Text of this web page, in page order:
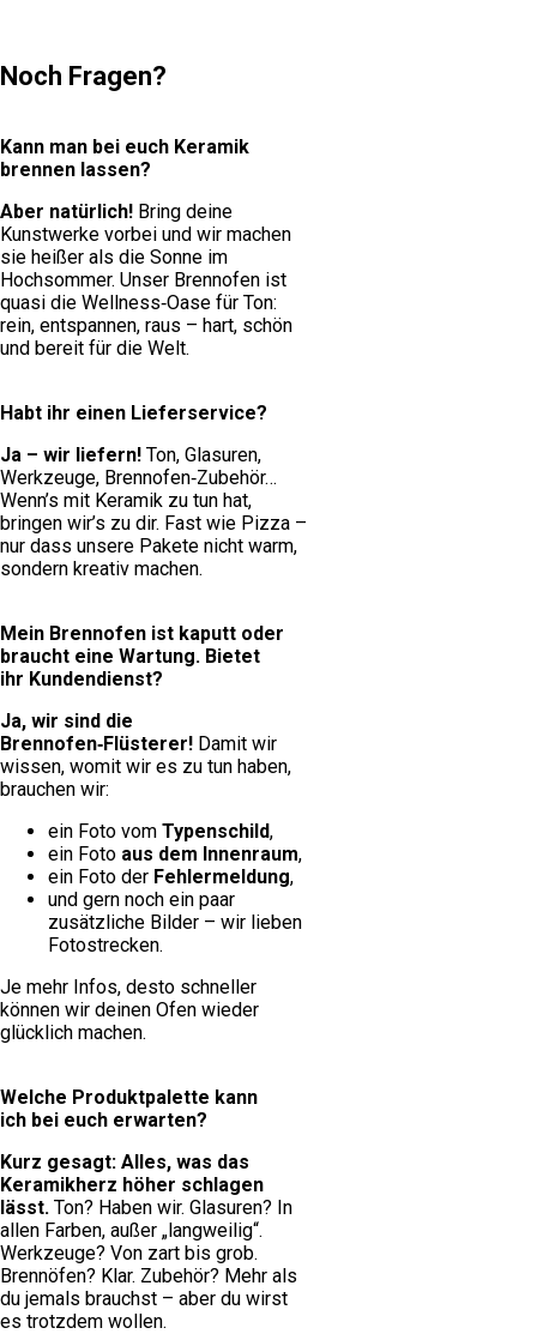
Noch Fragen?
Kann man bei euch Keramik
brennen lassen?
Aber natürlich! Bring deine
Kunstwerke vorbei und wir machen
sie heißer als die Sonne im
Hochsommer. Unser Brennofen ist
quasi die Wellness‑Oase für Ton:
rein, entspannen, raus – hart, schön
und bereit für die Welt.
Habt ihr einen Lieferservice?
Ja – wir liefern! Ton, Glasuren,
Werkzeuge, Brennofen‑Zubehör…
Wenn’s mit Keramik zu tun hat,
bringen wir’s zu dir. Fast wie Pizza –
nur dass unsere Pakete nicht warm,
sondern kreativ machen.
Mein Brennofen ist kaputt oder
braucht eine Wartung. Bietet
ihr Kundendienst?
Ja, wir sind die
Brennofen‑Flüsterer! Damit wir
wissen, womit wir es zu tun haben,
brauchen wir:
ein Foto vom Typenschild,
ein Foto aus dem Innenraum,
ein Foto der Fehlermeldung,
und gern noch ein paar
zusätzliche Bilder – wir lieben
Fotostrecken.
Je mehr Infos, desto schneller
können wir deinen Ofen wieder
glücklich machen.
Welche Produktpalette kann
ich bei euch erwarten?
Kurz gesagt: Alles, was das
Keramikherz höher schlagen
lässt. Ton? Haben wir. Glasuren? In
allen Farben, außer „langweilig“.
Werkzeuge? Von zart bis grob.
Brennöfen? Klar. Zubehör? Mehr als
du jemals brauchst – aber du wirst
es trotzdem wollen.